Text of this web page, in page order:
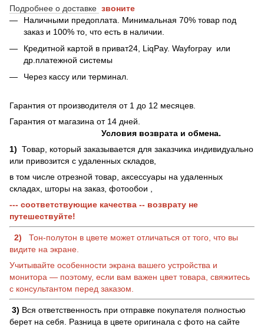
Подробнее о доставке звоните
Наличными предоплата. Минимальная 70% товар под
заказ и 100% то, что есть в наличии.
Кредитной картой в приват24, LiqPay. Wayforpay или
др.платежной системы
Через кассу или терминал.
Гарантия от производителя от 1 до 12 месяцев.
Гарантия от магазина от 14 дней.
Условия возврата и обмена.
1) Товар, который заказывается для заказчика индивидуально
или привозится с удаленных складов,
в том числе отрезной товар, аксессуары на удаленных
складах, шторы на заказ, фотообои ,
--- соответствующие качества -- возврату не
путешествуйте!
2)
Тон-полутон в цвете может отличаться от того, что вы
видите на экране.
Учитывайте особенности экрана вашего устройства и
монитора — поэтому, если вам важен цвет товара, свяжитесь
с консультантом перед заказом.
3) Вся ответственность при отправке покупателя полностью
берет на себя. Разница в цвете оригинала с фото на сайте